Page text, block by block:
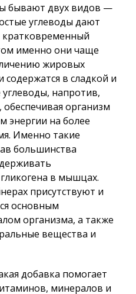
бывают двух видов —
углеводы дают
кратковременный
именно они чаще
жировых
в сладкой и
напротив,
организм
энергии на более
Именно такие
большинства
в мышцах.
присутствуют и
основным
организма, а также
вещества и
добавка помогает
минералов и